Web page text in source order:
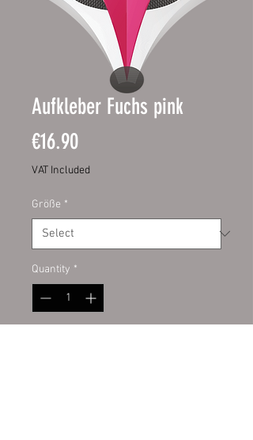
Aufkleber Fuchs pink
€16.90Price
VAT Included
Größe *
Quantity *